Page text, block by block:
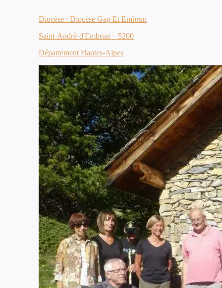
Diocèse : Diocèse Gap Et Embrun
Saint-André-d'Embrun – 5200
Département Hautes-Alpes